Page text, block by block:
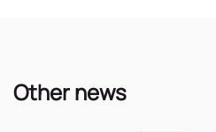
Other news